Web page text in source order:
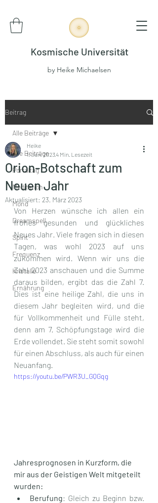
Kosmische Universität
by Heike Michaelsen
Beitrag
Alle Beiträge
Portaltag
Meditation
Mond
Dreamspell
Spirit
Frequenz
Kristalle
Ernährung
Alle Beiträge
Orion-Botschaft zum
Neuen Jahr
Heike
1. Jan. 20234 Min. Lesezeit
Aktualisiert: 23. März 2023
Von Herzen wünsche ich allen ein
frohes gesunden und glückliches
Neues Jahr. Viele fragen sich in diesen
Tagen, was wohl 2023 auf uns
zukommen wird. Wenn wir uns die
Zahl 2023 anschauen und die Summe
daraus bilden, ergibt das die Zahl 7.
Dies ist eine heilige Zahl, die uns in
diesem Jahr begleiten wird, und die
für Vollkommenheit und Fülle steht,
denn am 7. Schöpfungstage wird die
Erde vollendet. Sie steht somit sowohl
für einen Abschluss, als auch für einen
Neuanfang.
https://youtu.be/PWR3U_GQGqg
Jahresprognosen in Kurzform, die
mir aus der Geistigen Welt mitgeteilt
wurden:
Berufung: Gleich zu Beginn bzw.